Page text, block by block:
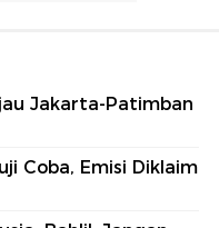
Jakarta-Patimban
Coba, Emisi Diklaim